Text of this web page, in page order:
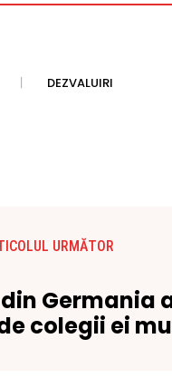
DEZVALUIRI
URMĂTOR
Germania
colegii ei